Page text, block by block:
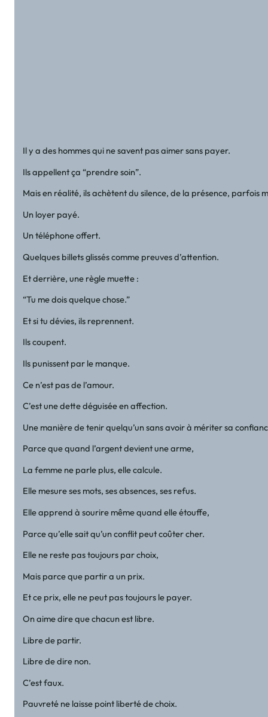
Il y a des hommes qui ne savent pas aimer sans payer.
Ils appellent ça “prendre soin”.
Mais en réalité, ils achètent du silence, de la présence, parfois
Un loyer payé.
Un téléphone offert.
Quelques billets glissés comme preuves d’attention.
Et derrière, une règle muette :
“Tu me dois quelque chose.”
Et si tu dévies, ils reprennent.
Ils coupent.
Ils punissent par le manque.
Ce n’est pas de l’amour.
C’est une dette déguisée en affection.
Une manière de tenir quelqu’un sans avoir à mériter sa
Parce que quand l’argent devient une arme,
La femme ne parle plus, elle calcule.
Elle mesure ses mots, ses absences, ses refus.
Elle apprend à sourire même quand elle étouffe,
Parce qu’elle sait qu’un conflit peut coûter cher.
Elle ne reste pas toujours par choix,
Mais parce que partir a un prix.
Et ce prix, elle ne peut pas toujours le payer.
On aime dire que chacun est libre.
Libre de partir.
Libre de dire non.
C’est faux.
Pauvreté ne laisse point liberté de choix.